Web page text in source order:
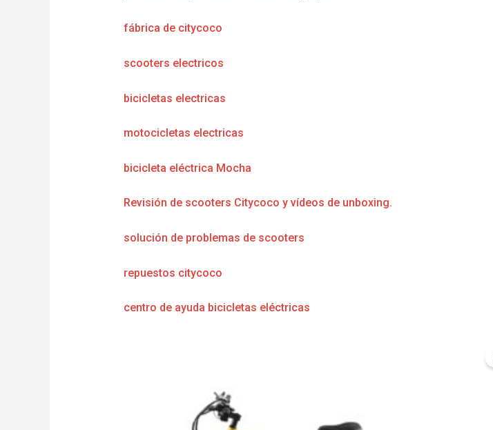
fábrica de citycoco
scooters electricos
bicicletas electricas
motocicletas electricas
bicicleta eléctrica Mocha
Revisión de scooters Citycoco y vídeos de unboxing.
solución de problemas de scooters
repuestos citycoco
centro de ayuda bicicletas eléctricas